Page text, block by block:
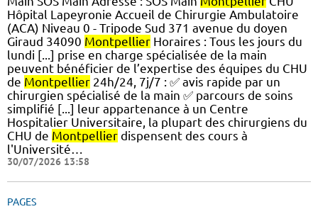
Hôpital Lapeyronie Accueil de Chirurgie Ambulatoire
(ACA) Niveau 0 - Tripode Sud 371 avenue du doyen
Giraud 34090 Montpellier Horaires : Tous les jours du
lundi [...] prise en charge spécialisée de la main
peuvent bénéficier de l’expertise des équipes du CHU
de Montpellier 24h/24, 7j/7 : ✅ avis rapide par un
chirurgien spécialisé de la main ✅ parcours de soins
simplifié [...] leur appartenance à un Centre
Hospitalier Universitaire, la plupart des chirurgiens du
CHU de Montpellier dispensent des cours à
l'Université…
30/07/2026 13:58
PAGES